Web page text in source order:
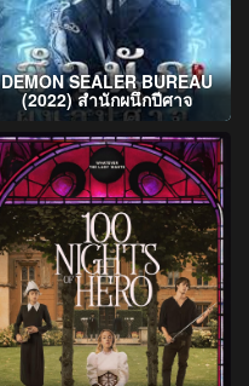
DEMON SEALER BUREAU
(2022) สำนักผนึกปีศาจ